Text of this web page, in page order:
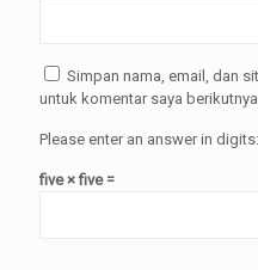
Simpan nama, email, dan
untuk komentar saya berikutnya.
Please enter an answer in digits:
five × five =